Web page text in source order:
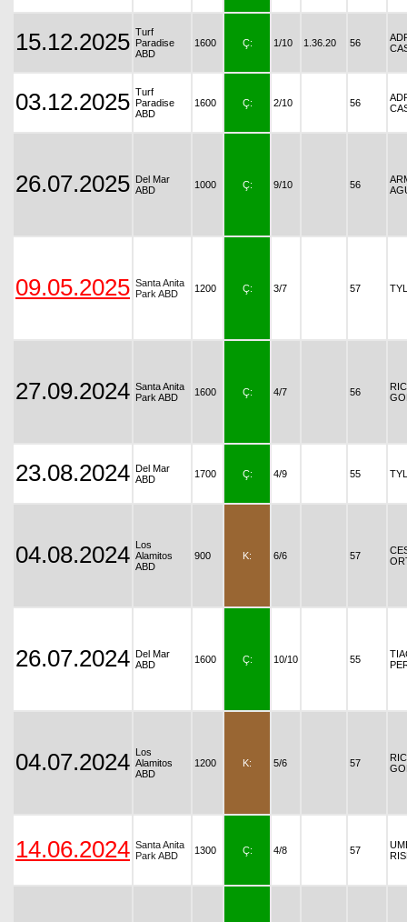
15.12.2025 Turf
Paradise
ABD
1600 Ç: 1/10 1.36.20 56
03.12.2025 Turf
Paradise
ABD
1600 Ç: 2/10 56
26.07.2025 Del Mar
ABD
1000 Ç: 9/10 56
09.05.2025 Santa Anita
Park ABD
1200 Ç: 3/7 57
27.09.2024 Santa Anita
Park ABD
1600 Ç: 4/7 56
23.08.2024 Del Mar
ABD
1700 Ç: 4/9 55
04.08.2024 Los
Alamitos
ABD
900 K: 6/6 57
26.07.2024 Del Mar
ABD
1600 Ç: 10/10 55
04.07.2024 Los
Alamitos
ABD
1200 K: 5/6 57
14.06.2024 Santa Anita
Park ABD
1300 Ç: 4/8 57